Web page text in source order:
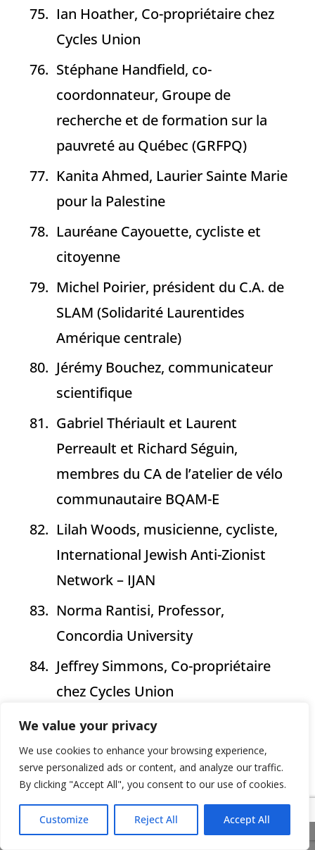
We value your privacy
We use cookies to enhance your browsing experience,
serve personalized ads or content, and analyze our traffic.
By clicking "Accept All", you consent to our use of cookies.
Customize Reject All Accept All
Ian Hoather, Co-propriétaire chez
Cycles Union
Stéphane Handfield, co-
coordonnateur, Groupe de
recherche et de formation sur la
pauvreté au Québec (GRFPQ)
Kanita Ahmed, Laurier Sainte Marie
pour la Palestine
Lauréane Cayouette, cycliste et
citoyenne
Michel Poirier, président du C.A. de
SLAM (Solidarité Laurentides
Amérique centrale)
Jérémy Bouchez, communicateur
scientifique
Gabriel Thériault et Laurent
Perreault et Richard Séguin,
membres du CA de l’atelier de vélo
communautaire BQAM-E
Lilah Woods, musicienne, cycliste,
International Jewish Anti-Zionist
Network – IJAN
Norma Rantisi, Professor,
Concordia University
Jeffrey Simmons, Co-propriétaire
chez Cycles Union
Kevin A. Gould, Professor,
Concordia University
Anya Zilberstein, Concordia
University
Yara Cossa, Helem Montreal
Share This